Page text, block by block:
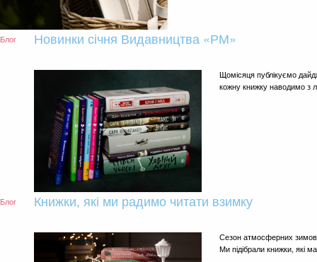
Блог Новинки січня Видавництва «РМ»
Щомісяця публікуємо
кожну книжку наводимо з
Блог Книжки, які ми радимо читати взимку
Сезон атмосферних
Ми підібрали книжки, які